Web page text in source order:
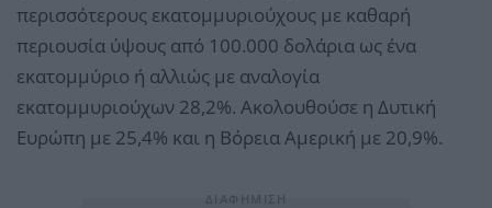
περισσότερους εκατομμυριούχους με καθαρή
περιουσία ύψους από 100.000 δολάρια ως ένα
εκατομμύριο ή αλλιώς με αναλογία
εκατομμυριούχων 28,2%. Ακολουθούσε η Δυτική
Ευρώπη με 25,4% και η Βόρεια Αμερική με 20,9%.